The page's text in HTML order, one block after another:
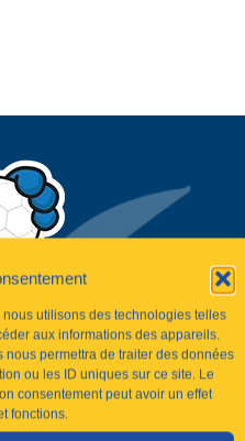
utilisons des technologies telles
aux informations des appareils.
permettra de traiter des données
ou les ID uniques sur ce site. Le
consentement peut avoir un effet
fonctions.